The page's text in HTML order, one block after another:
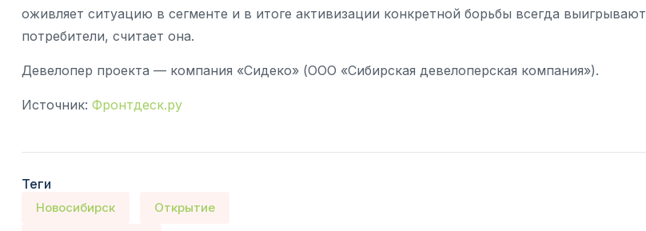
оживляет ситуацию в сегменте и в итоге активизации конкретной борьбы всегда выигрывают
потребители, считает она.
Девелопер проекта — компания «Сидеко» (ООО «Cибирская девелоперская компания»).
Источник: Фронтдеск.ру
Теги
Новосибирск Открытие